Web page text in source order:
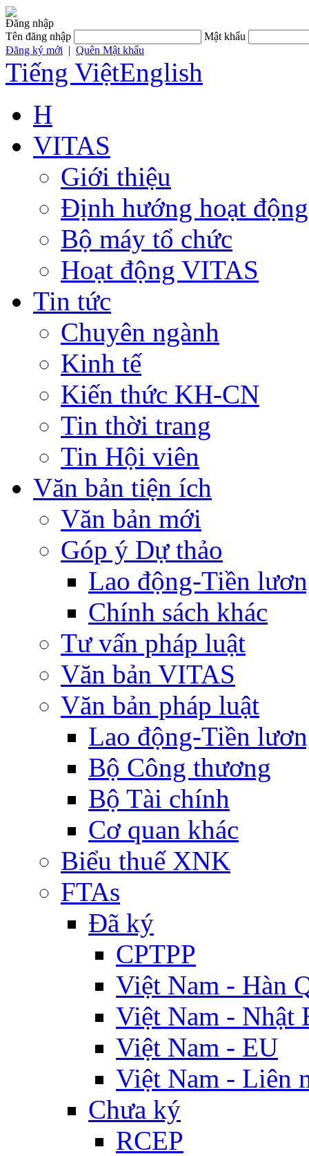
Đăng nhập
Tên đăng nhập
Mật khẩu
Đăng ký mới | Quên Mật khẩu
Tiếng ViệtEnglish
H
VITAS
Giới thiệu
Định hướng hoạt động
Bộ máy tổ chức
Hoạt động VITAS
Tin tức
Chuyên ngành
Kinh tế
Kiến thức KH-CN
Tin thời trang
Tin Hội viên
Văn bản tiện ích
Văn bản mới
Góp ý Dự thảo
Lao động-Tiền
Chính sách khác
Tư vấn pháp luật
Văn bản VITAS
Văn bản pháp luật
Lao động-Tiền
Bộ Công thương
Bộ Tài chính
Cơ quan khác
Biểu thuế XNK
FTAs
Đã ký
CPTPP
Việt Nam - Hàn
Việt Nam - Nhật
Việt Nam - EU
Việt Nam - Liên
Chưa ký
RCEP